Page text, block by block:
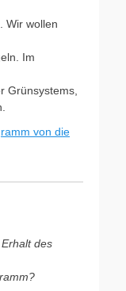
Wir wollen
Im
Grünsystems,
von die
des